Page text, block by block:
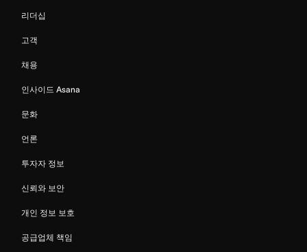
리더십
고객
채용
인사이드 Asana
문화
언론
투자자 정보
신뢰와 보안
개인 정보 보호
공급업체 책임